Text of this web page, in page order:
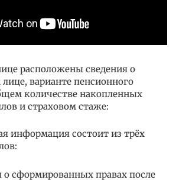
расположены сведения о
варианте пенсионного
количестве накопленных
и страховом стаже:
информация состоит из трёх
о сформированных правах после